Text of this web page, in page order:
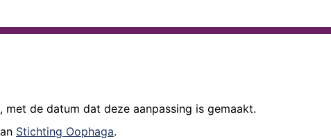
de datum dat deze aanpassing is gemaakt.
Stichting Oophaga.